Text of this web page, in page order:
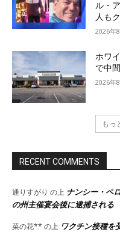
ル・
人も
2026年
ホワ
で中
2026年
もっ
RECENT COMMENTS
通りすがり の上 ナンシー・ペ
の州主催宴会後に逮捕される
菜の花** の上 ワクチン接種を